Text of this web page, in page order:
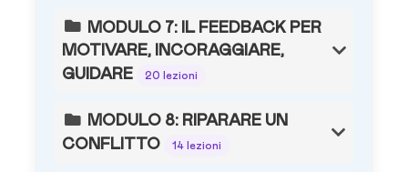
MODULO 7: IL FEEDBACK PER
MOTIVARE, INCORAGGIARE,
GUIDARE
20 lezioni
MODULO 8: RIPARARE UN
CONFLITTO
14 lezioni